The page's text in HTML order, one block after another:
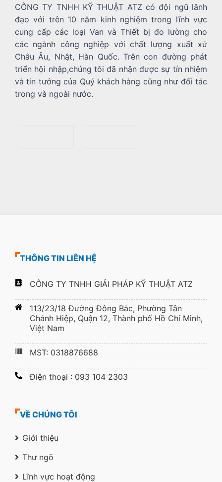
CÔNG TY TNHH KỸ THUẬT ATZ có đội ngũ lãnh
đạo với trên 10 năm kinh nghiệm trong lĩnh vực
cung cấp các loại Van và Thiết bị đo lường cho
các ngành công nghiệp với chất lượng xuất xứ
Châu Âu, Nhật, Hàn Quốc. Trên con đường phát
triển hội nhập,chúng tôi đã nhận được sự tín nhiệm
và tin tưởng của Quý khách hàng cũng như đối tác
trong và ngoài nước.
THÔNG TIN LIÊN HỆ
CÔNG TY TNHH GIẢI PHÁP KỸ THUẬT ATZ
113/23/18 Đường Đông Bắc, Phường Tân
Chánh Hiệp, Quận 12, Thành phố Hồ Chí Minh,
Việt Nam
MST: 0318876688
Điện thoại : 093 104 2303
VỀ CHÚNG TÔI
Giới thiệu
Thư ngõ
Lĩnh vực hoạt động